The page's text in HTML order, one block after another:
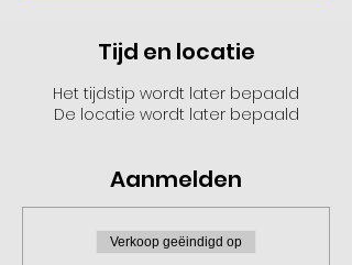
Tijd en locatie
Het tijdstip wordt later bepaald
De locatie wordt later bepaald
Aanmelden
Verkoop geëindigd op